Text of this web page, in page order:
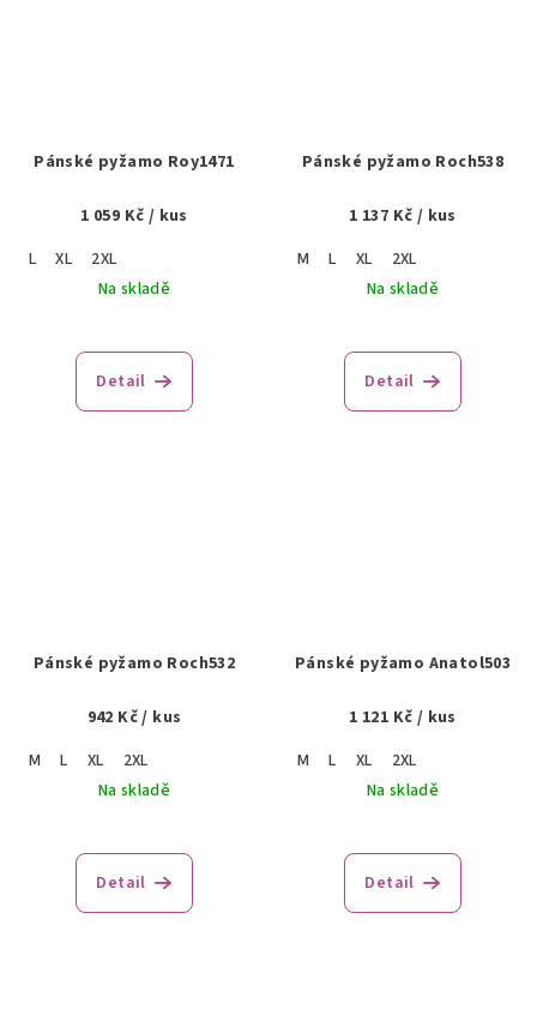
Pánské pyžamo Roy1471
1 059 Kč / kus
L
XL
2XL
Na skladě
Detail
Pánské pyžamo Roch538
1 137 Kč / kus
M
L XL
2XL
Na skladě
Detail
Pánské pyžamo Roch532
942 Kč/ kus
M
L XL
2XL
Na skladě
Detail
Pánské pyžamo Anatol503
1 121 Kč / kus
M
L XL
2XL
Na skladě
Detail